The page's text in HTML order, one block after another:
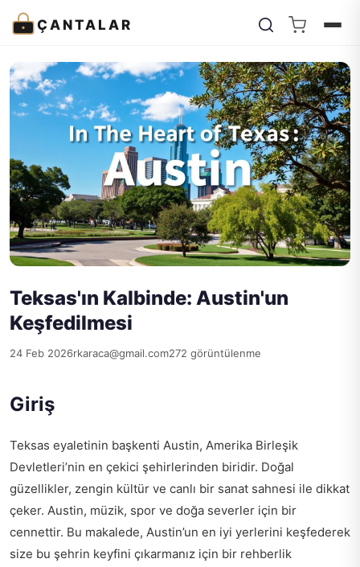
ÇANTALAR
Teksas'ın Kalbinde: Austin'un
Keşfedilmesi
24 Feb 2026rkaraca@gmail.com272 görüntülenme
Giriş
Teksas eyaletinin başkenti Austin, Amerika Birleşik
Devletleri’nin en çekici şehirlerinden biridir. Doğal
güzellikler, zengin kültür ve canlı bir sanat sahnesi ile dikkat
çeker. Austin, müzik, spor ve doğa severler için bir
cennettir. Bu makalede, Austin’un en iyi yerlerini keşfederek
size bu şehrin keyfini çıkarmanız için bir rehberlik